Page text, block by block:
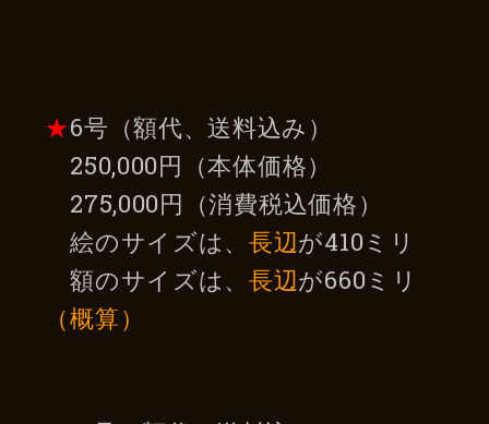
★6号（額代、送料込み）
250,000円（本体価格）
275,000円（消費税込価格）
絵のサイズは、長辺が410ミリ
額のサイズは、長辺が660ミリ
（概算）